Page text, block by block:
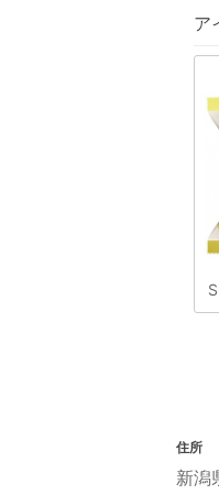
ア
住所
新潟